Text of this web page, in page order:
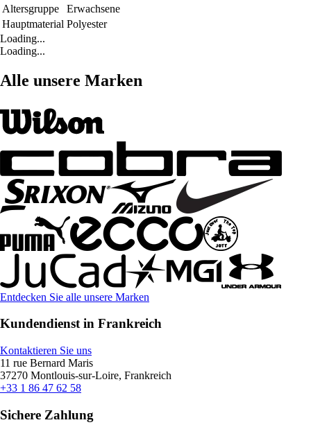
Altersgruppe
Erwachsene
Hauptmaterial Polyester
Loading...
Loading...
Alle unsere Marken
Entdecken Sie alle unsere Marken
Kundendienst in Frankreich
Kontaktieren Sie uns
11 rue Bernard Maris
37270 Montlouis-sur-Loire, Frankreich
+33 1 86 47 62 58
Sichere Zahlung